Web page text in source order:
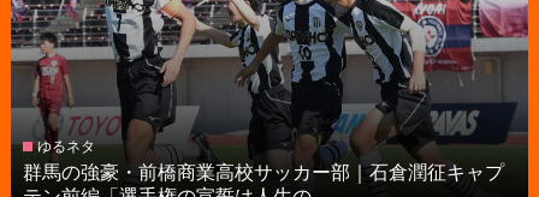
ゆるネタ
群馬の強豪・前橋商業高校サッカー部｜石倉潤征キャプ